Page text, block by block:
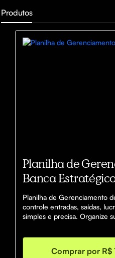
Produtos
Planilha de
Banca
Planilha de Gerenciamento
controle entradas, saídas,
simples e precisa. Organize
apostadores que buscam
Comprar por R$